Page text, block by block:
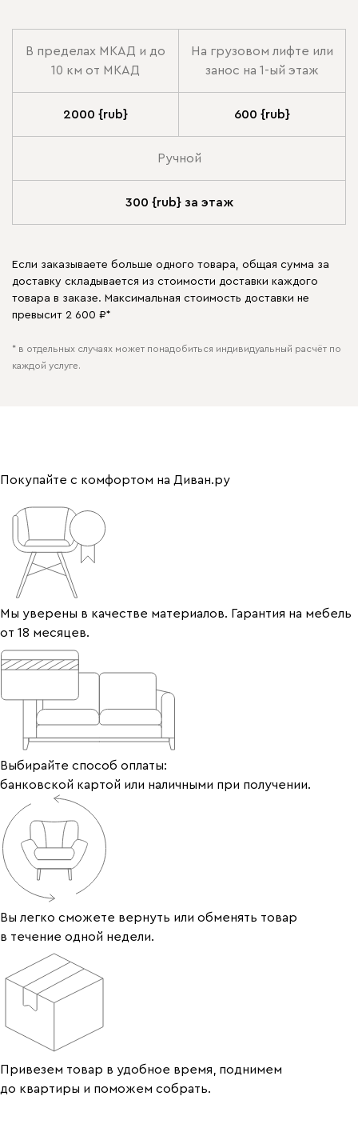
В пределах МКАД и до
10 км от МКАД
На грузовом лифте или
занос на 1-ый этаж
2000 {rub} 600 {rub}
Ручной
300 {rub} за этаж
Если заказываете больше одного товара, общая сумма за
доставку складывается из стоимости доставки каждого
товара в заказе. Максимальная стоимость доставки не
превысит 2 600 ₽*
* в отдельных случаях может понадобиться индивидуальный расчёт по
каждой услуге.
Покупайте с комфортом на Диван.ру
Мы уверены в качестве материалов. Гарантия на мебель
от 18 месяцев.
Выбирайте способ оплаты:
банковской картой или наличными при получении.
Вы легко сможете вернуть или обменять товар
в течение одной недели.
Привезем товар в удобное время, поднимем
до квартиры и поможем собрать.